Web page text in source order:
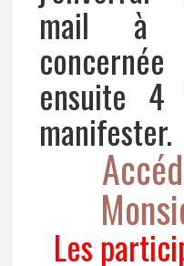
mail à
ensuite 4
manifester.
Les